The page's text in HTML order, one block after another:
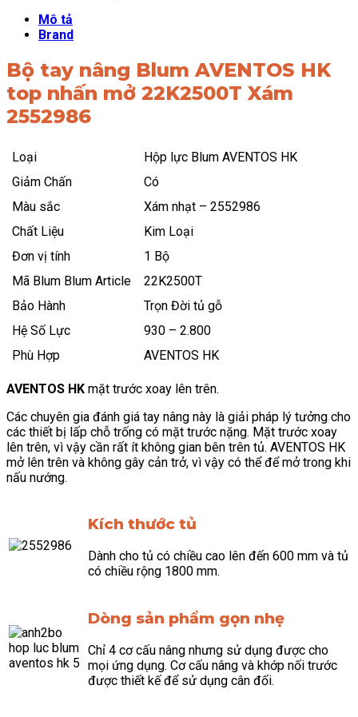
Mô tả
Brand
Bộ tay nâng Blum AVENTOS HK
top nhấn mở 22K2500T Xám
2552986
Loại
Hộp lực Blum AVENTOS HK
Giảm Chấn
Có
Màu sắc
Xám nhạt – 2552986
Chất Liệu
Kim Loại
Đơn vị tính
1 Bộ
Mã Blum Blum Article
22K2500T
Bảo Hành
Trọn Đời tủ gỗ
Hệ Số Lực
930 – 2.800
Phù Hợp
AVENTOS HK
AVENTOS HK mặt trước xoay lên trên.
Các chuyên gia đánh giá tay nâng này là giải pháp lý tưởng cho
các thiết bị lấp chỗ trống có mặt trước nặng. Mặt trước xoay
lên trên, vì vậy cần rất ít không gian bên trên tủ. AVENTOS HK
mở lên trên và không gây cản trở, vì vậy có thể để mở trong khi
nấu nướng.
Kích thước tủ
Dành cho tủ có chiều cao lên đến 600 mm và tủ
có chiều rộng 1800 mm.
Dòng sản phẩm gọn nhẹ
Chỉ 4 cơ cấu nâng nhưng sử dụng được cho
mọi ứng dụng. Cơ cấu nâng và khớp nối trước
được thiết kế để sử dụng cân đối.